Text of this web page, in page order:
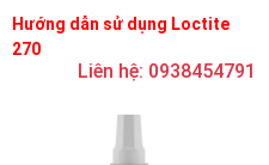
Hướng dẫn sử dụng Loctite
270
Liên hệ: 0938454791